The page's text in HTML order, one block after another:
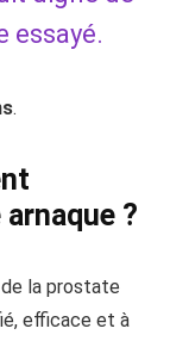
essayé.
.
?
la prostate
efficace et à